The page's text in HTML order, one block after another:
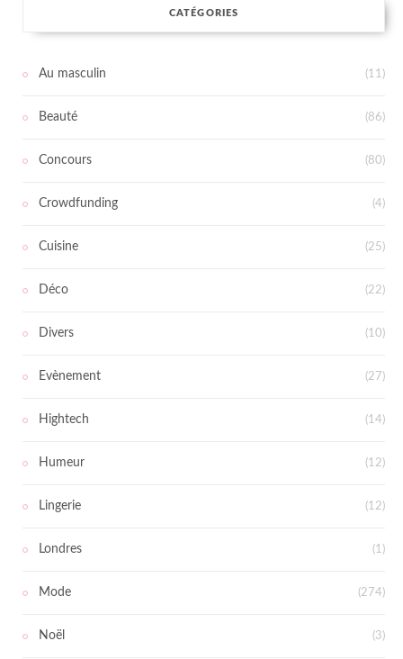
CATÉGORIES
Au masculin (11)
Beauté (86)
Concours (80)
Crowdfunding (4)
Cuisine (25)
Déco (22)
Divers (10)
Evènement (27)
Hightech (14)
Humeur (12)
Lingerie (12)
Londres (1)
Mode (274)
Noël (3)